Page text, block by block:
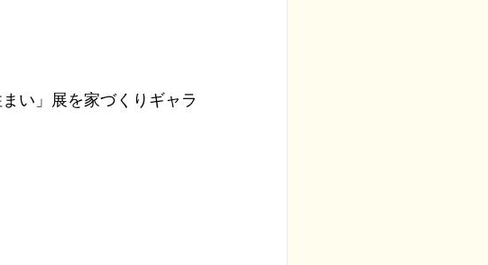
い」展を家づくりギャラ